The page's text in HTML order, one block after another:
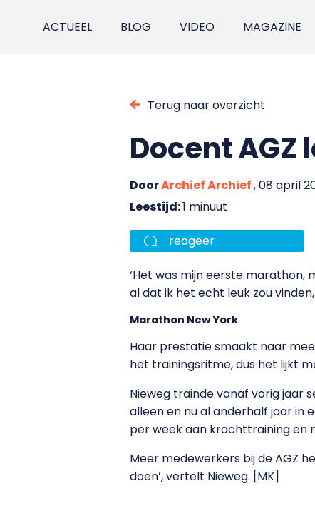
ACTUEEL BLOG VIDEO MAGAZINE
Terug naar overzicht
Docent
DoorArchief Archief, 08 april
Leestijd:1 minuut
reageer
‘Het was mijn eerste marathon,
al dat ik het echt leuk zou
Marathon New York
Haar prestatie smaakt naar
het trainingsritme, dus het lijkt
Nieweg trainde vanaf vorig jaar
alleen en nu al anderhalf jaar in
per week aan krachttraining en
Meer medewerkers bij de AGZ
doen’, vertelt Nieweg. [MK]